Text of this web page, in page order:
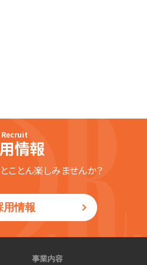
Recruit
情報
ことん楽しみませんか？
用情報
事業内容